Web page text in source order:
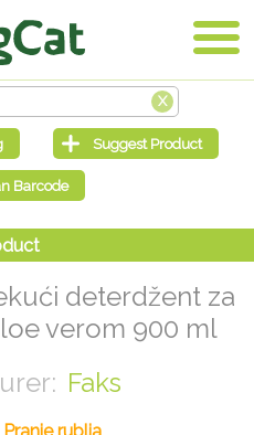
deterdžent za
verom 900 ml
Faks